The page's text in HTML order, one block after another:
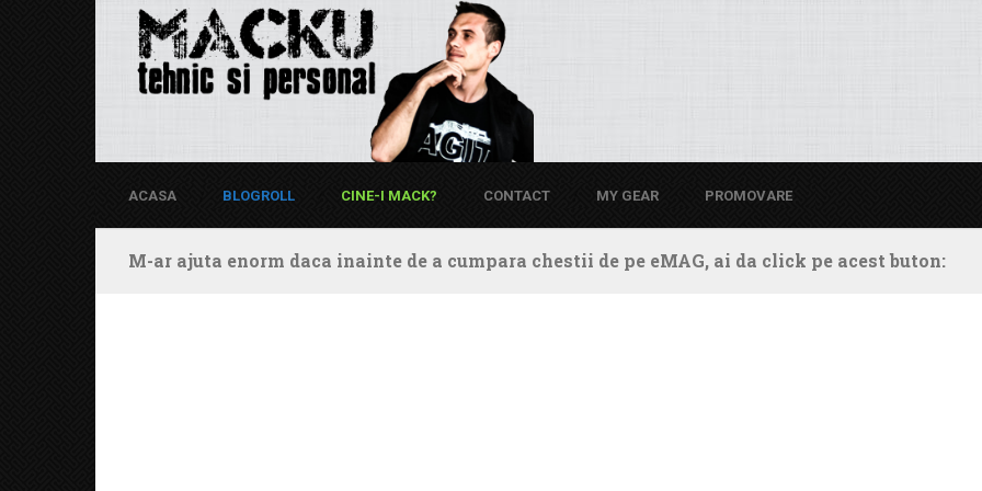
ACASA BLOGROLL CINE-I MACK? CONTACT MY GEAR PROMOVARE
M-ar ajuta enorm daca inainte de a cumpara chestii de pe eMAG, ai da click pe acest buton: